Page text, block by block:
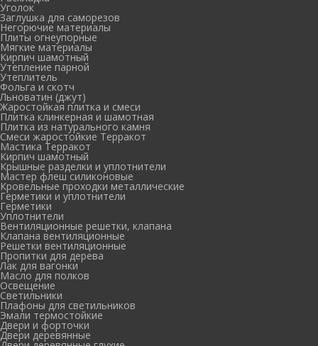
Уголок
Заглушка для саморезов
Негорючие материалы
Плиты огнеупорные
Мягкие материалы
Кирпич шамотный
Утепление парной
Утеплитель
Фольга и скотч
Льноватин (джут)
Жаростойкая плитка и смеси
Плитка клинкерная и шамотная
Плитка из натурального камня
Смеси жаростойкие Терракот
Мастика Терракот
Кирпич шамотный
Крышные разделки и уплотнители
Мастер флеш силиконовые
Кровельные проходки металлические
Герметики и уплотнители
Герметики
Уплотнители
Вентиляционные решетки, клапана
Клапана вентиляционные
Решетки вентиляционные
Пропитки для дерева
Лак для вагонки
Масло для полков
Освещение
Светильники
Плафоны для светильников
Эмали термостойкие
Двери и форточки
Двери деревянные